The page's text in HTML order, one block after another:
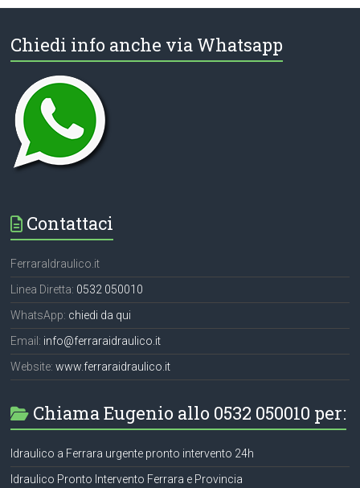
Chiedi info anche via Whatsapp
Contattaci
FerraraIdraulico.it
Linea Diretta: 0532 050010
WhatsApp: chiedi da qui
Email: info@ferraraidraulico.it
Website:www.ferraraidraulico.it
Chiama Eugenio allo 0532 050010 per:
Idraulico a Ferrara urgente pronto intervento 24h
Idraulico Pronto Intervento Ferrara e Provincia